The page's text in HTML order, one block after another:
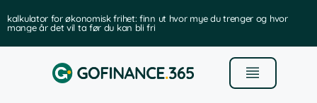
kalkulator for økonomisk frihet: finn ut hvor mye du trenger og hvor
mange år det vil ta før du kan bli fri